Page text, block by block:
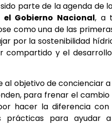
parte de la agenda de
Gobierno Nacional, a
como una de las
por la sostenibilidad
y el
al objetivo de concienciar
para frenar el
hacer la diferencia
prácticas para ayudar